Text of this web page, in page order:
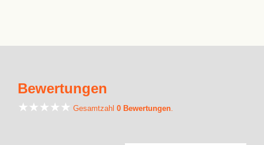
Bewertungen
Gesamtzahl 0 Bewertungen.